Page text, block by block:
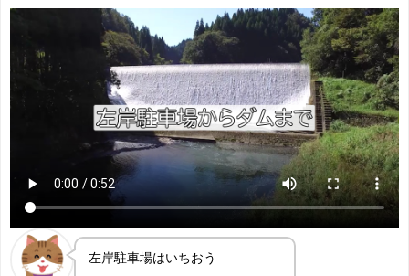
左岸駐車場はいちおう